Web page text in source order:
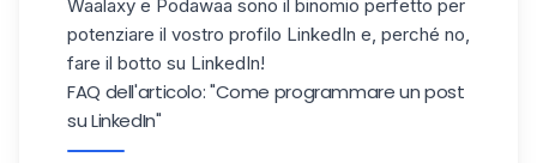
Waalaxy e Podawaa sono il binomio perfetto per
potenziare il vostro profilo LinkedIn e, perché no,
fare il botto su LinkedIn!
FAQ dell'articolo: "Come programmare un post
su LinkedIn"